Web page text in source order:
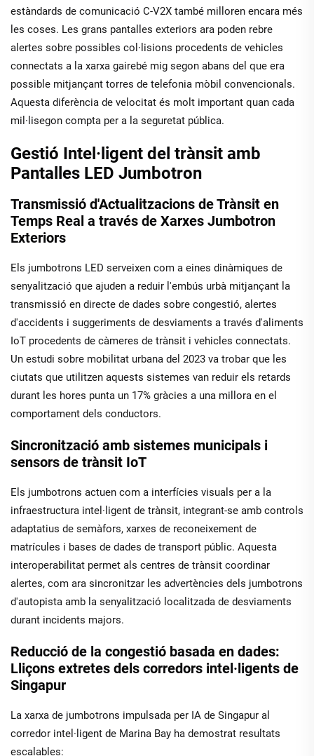
estàndards de comunicació C-V2X també milloren encara més
les coses. Les grans pantalles exteriors ara poden rebre
alertes sobre possibles col·lisions procedents de vehicles
connectats a la xarxa gairebé mig segon abans del que era
possible mitjançant torres de telefonia mòbil convencionals.
Aquesta diferència de velocitat és molt important quan cada
mil·lisegon compta per a la seguretat pública.
Gestió Intel·ligent del trànsit amb
Pantalles LED Jumbotron
Transmissió d'Actualitzacions de Trànsit en
Temps Real a través de Xarxes Jumbotron
Exteriors
Els jumbotrons LED serveixen com a eines dinàmiques de
senyalització que ajuden a reduir l'embús urbà mitjançant la
transmissió en directe de dades sobre congestió, alertes
d'accidents i suggeriments de desviaments a través d'aliments
IoT procedents de càmeres de trànsit i vehicles connectats.
Un estudi sobre mobilitat urbana del 2023 va trobar que les
ciutats que utilitzen aquests sistemes van reduir els retards
durant les hores punta un 17% gràcies a una millora en el
comportament dels conductors.
Sincronització amb sistemes municipals i
sensors de trànsit IoT
Els jumbotrons actuen com a interfícies visuals per a la
infraestructura intel·ligent de trànsit, integrant-se amb controls
adaptatius de semàfors, xarxes de reconeixement de
matrícules i bases de dades de transport públic. Aquesta
interoperabilitat permet als centres de trànsit coordinar
alertes, com ara sincronitzar les advertències dels jumbotrons
d'autopista amb la senyalització localitzada de desviaments
durant incidents majors.
Reducció de la congestió basada en dades:
Lliçons extretes dels corredors intel·ligents de
Singapur
La xarxa de jumbotrons impulsada per IA de Singapur al
corredor intel·ligent de Marina Bay ha demostrat resultats
escalables: